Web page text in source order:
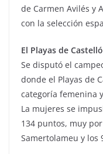
de Carmen Avilés y
con la selección
El Playas de
Se disputó el
donde el Playas de
categoría femenina
La mujeres se
134 puntos, muy
Samertolameu y los